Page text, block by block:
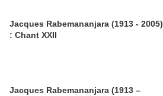
Jacques Rabemananjara (1913 - 2005)
: Chant XXII
Jacques Rabemananjara (1913 –